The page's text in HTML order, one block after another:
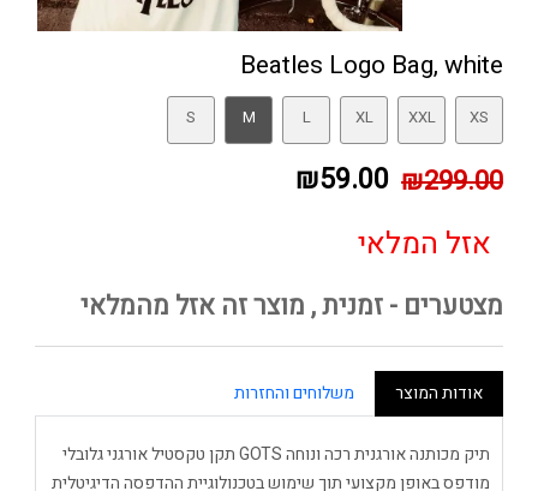
Beatles Logo Bag, white
S M L XL XXL XS
₪299.00
₪59.00
אזל המלאי
מצטערים - זמנית , מוצר זה אזל מהמלאי
אודות המוצר משלוחים והחזרות
תיק מכותנה אורגנית רכה ונוחה GOTS תקן טקסטיל אורגני גלובלי
מודפס באופן מקצועי תוך שימוש בטכנולוגיית ההדפסה הדיגיטלית